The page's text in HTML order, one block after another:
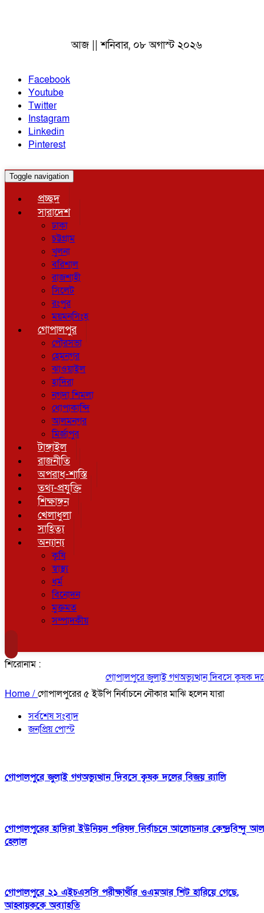
আজ || শনিবার, ০৮ অগাস্ট ২০২৬
Facebook
Youtube
Twitter
Instagram
Linkedin
Pinterest
Toggle navigation
প্রচ্ছদ
সারাদেশ
ঢাকা
চট্টগ্রাম
খুলনা
বরিশাল
রাজশাহী
সিলেট
রংপুর
ময়মনসিংহ
গোপালপুর
পৌরসভা
হেমনগর
ঝাওয়াইল
হাদিরা
নগদা শিমলা
ধোপাকান্দি
আলমনগর
মির্জাপুর
টাঙ্গাইল
রাজনীতি
অপরাধ-শাস্তি
তথ্য-প্রযুক্তি
শিক্ষাঙ্গন
খেলাধুলা
সাহিত্য
অন্যান্য
কৃষি
স্বাস্থ্য
ধর্ম
বিনোদন
মুক্তমত
সম্পাদকীয়
শিরোনাম :
গোপালপুরে জুলাই গণঅভ্যুত্থান দিবসে কৃষক
Home /গোপালপুরের ৫ ইউপি নির্বাচনে নৌকার মাঝি হলেন যারা
সর্বশেষ সংবাদ
জনপ্রিয় পোস্ট
গোপালপুরে জুলাই গণঅভ্যুত্থান দিবসে কৃষক দলের বিজয় র‍্যালি
গোপালপুরের হাদিরা ইউনিয়ন পরিষদ নির্বাচনে আলোচনার কেন্দ্রবিন্দু আল
হেলাল
গোপালপুরে ২১ এইচএসসি পরীক্ষার্থীর ওএমআর শিট হারিয়ে গেছে,
আহ্বায়ককে অব্যাহতি